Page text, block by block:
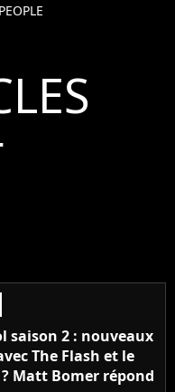
saison 2 : nouveaux
The Flash et le
Matt Bomer répond